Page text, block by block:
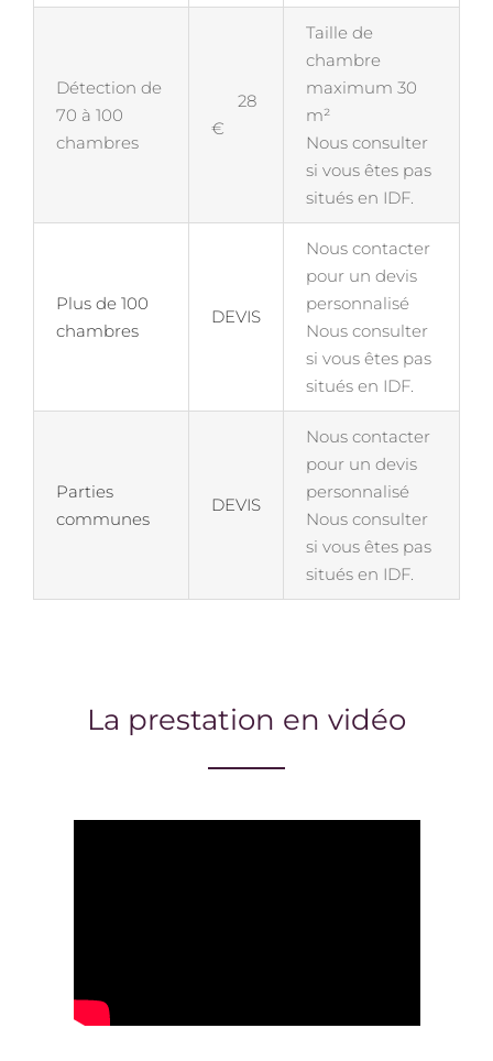
Détection de
70 à 100
chambres
28
€
Taille de
chambre
maximum 30
m²
Nous consulter
si vous êtes pas
situés en IDF.
Plus de 100
chambres
DEVIS
Nous contacter
pour un devis
personnalisé
Nous consulter
si vous êtes pas
situés en IDF.
Parties
communes
DEVIS
Nous contacter
pour un devis
personnalisé
Nous consulter
si vous êtes pas
situés en IDF.
La prestation en vidéo